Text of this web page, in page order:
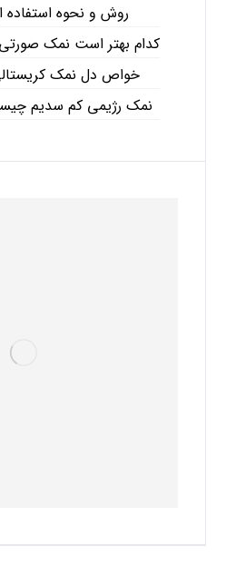
روش و نحوه استفاده
کدام بهتر است نمک صورتی
خواص دل نمک
نمک رژیمی کم سدیم